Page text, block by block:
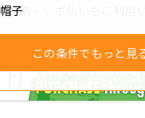
帽子
この条件でもっと見
分割・リボ払いもご利用